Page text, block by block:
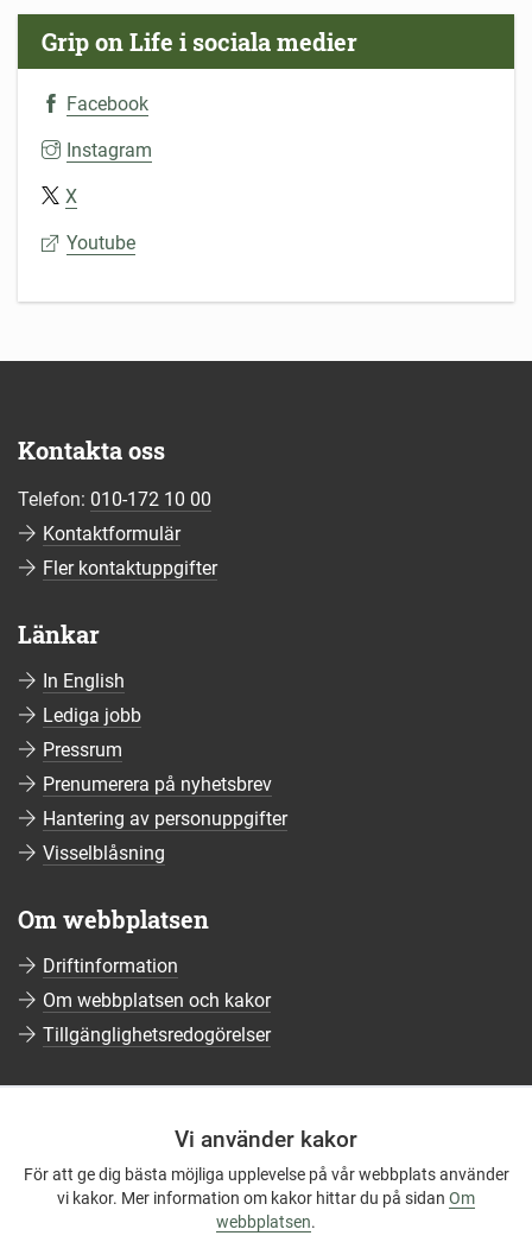
Vi använder kakor
För att ge dig bästa möjliga upplevelse på vår webbplats använder
vi kakor. Mer information om kakor hittar du på sidan Om
webbplatsen.
Grip on Life i sociala medier
Facebook
Instagram
X
Youtube
Kontakta oss
Telefon: 010-172 10 00
Kontaktformulär
Fler kontaktuppgifter
Länkar
In English
Lediga jobb
Pressrum
Prenumerera på nyhetsbrev
Hantering av personuppgifter
Visselblåsning
Om webbplatsen
Driftinformation
Om webbplatsen och kakor
Tillgänglighetsredogörelser
Följ oss på Facebook
Följ oss på Instagram